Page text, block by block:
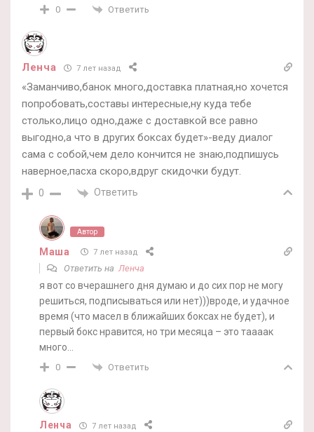
0 Ответить
Ленча 7 лет назад
«Заманчиво,банок много,доставка платная,но хочется
попробовать,составы интересные,ну куда тебе
столько,лицо одно,даже с доставкой все равно
выгодно,а что в других боксах будет»-веду диалог
сама с собой,чем дело кончится не знаю,подпишусь
наверное,пасха скоро,вдруг скидочки будут.
0 Ответить
Автор
Маша 7 лет назад
Ответить на Ленча
я вот со вчерашнего дня думаю и до сих пор не могу
решиться, подписываться или нет)))вроде, и удачное
время (что масел в ближайших боксах не будет), и
первый бокс нравится, но три месяца – это таааак
много…
0 Ответить
Ленча 7 лет назад